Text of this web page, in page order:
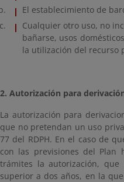
El establecimiento de
Cualquier otro uso, no
bañarse, usos
la utilización del recurso
2. Autorización para
La autorización para
que no pretendan un uso
77 del RDPH. En el caso de
con las previsiones del Plan
trámites la autorización,
superior a dos años, en la